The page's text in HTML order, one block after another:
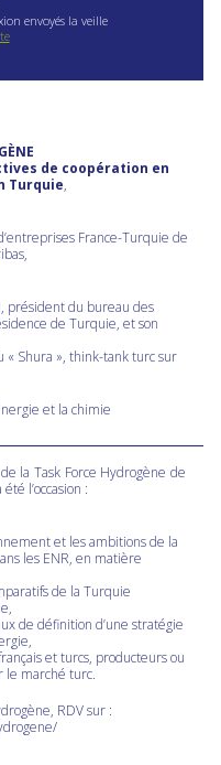
envoyés la veille
de coopération en
Turquie,
France-Turquie de
, président du bureau des
de Turquie, et son
« Shura », think-tank turc sur
et la chimie
la Task Force Hydrogène de
l’occasion :
et les ambitions de la
les ENR, en matière
de la Turquie
de définition d’une stratégie
et turcs, producteurs ou
le marché turc.
RDV sur :